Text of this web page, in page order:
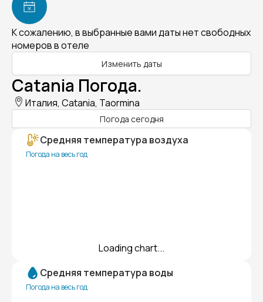
К сожалению, в выбранные вами даты нет свободных
номеров в отеле
Изменить даты
Catania Погода.
Италия, Catania, Taormina
Погода сегодня
Средняя температура воздуха
Погода на весь год
Loading chart...
Средняя температура воды
Погода на весь год